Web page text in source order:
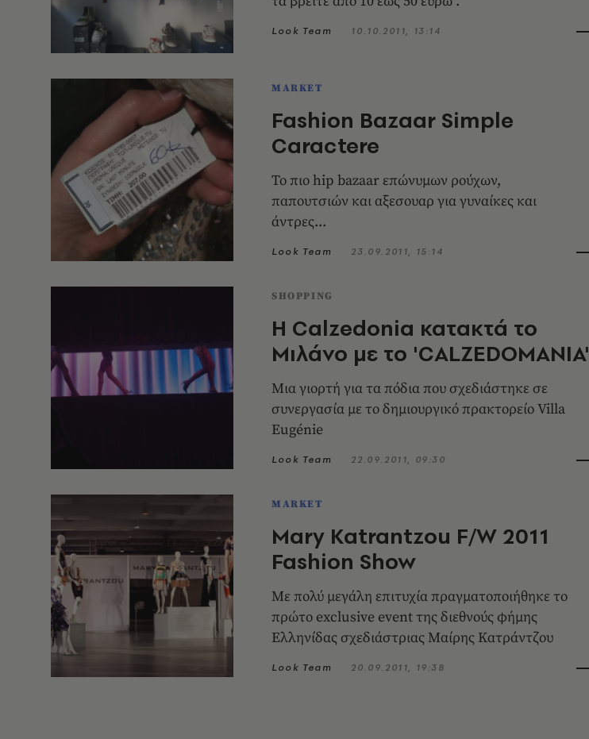
Look Team 10.10.2011, 13:14
MARKET
Fashion Bazaar Simple
Caractere
Το πιο hip bazaar επώνυμων ρούχων,
παπουτσιών και αξεσουαρ για γυναίκες και
άντρες...
Look Team 23.09.2011, 15:14
SHOPPING
Η Calzedonia κατακτά το
Μιλάνο με το 'CALZEDOMANIA'
Mια γιορτή για τα πόδια που σχεδιάστηκε σε
συνεργασία με το δημιουργικό πρακτορείο Villa
Eugénie
Look Team 22.09.2011, 09:30
MARKET
Mary Katrantzou F/W 2011
Fashion Show
Με πολύ μεγάλη επιτυχία πραγματοποιήθηκε το
πρώτο exclusive event της διεθνούς φήμης
Ελληνίδας σχεδιάστριας Μαίρης Κατράντζου
Look Team 20.09.2011, 19:38